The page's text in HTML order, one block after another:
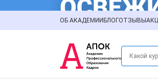
ОБ АКАДЕМИИ БЛОГОТЗЫВЫ